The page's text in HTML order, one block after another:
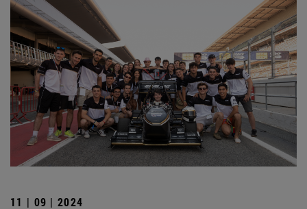
11 | 09 | 2024